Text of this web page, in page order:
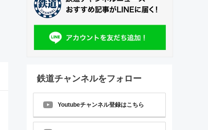
鉄道チャンネルをフォロー
Youtubeチャンネル登録はこちら